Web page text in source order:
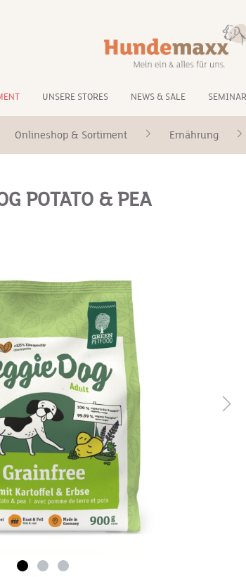
UNSERE STORES NEWS & SALE
Onlineshop & Sortiment Ernährung
POTATO & PEA